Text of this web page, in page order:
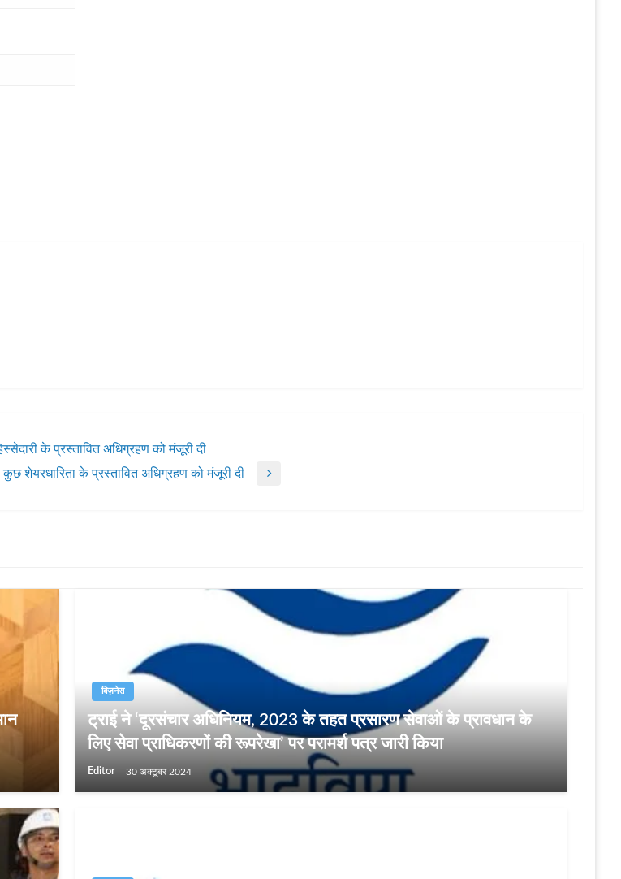
के प्रस्तावित अधिग्रहण को मंजूरी दी
कुछ शेयरधारिता के प्रस्तावित अधिग्रहण को मंजूरी दी
बिज़नेस
ट्राई ने ‘दूरसंचार अधिनियम, 2023 के तहत प्रसारण सेवाओं के प्रावधान के
लिए सेवा प्राधिकरणों की रूपरेखा’ पर परामर्श पत्र जारी किया
Editor 30 अक्टूबर 2024